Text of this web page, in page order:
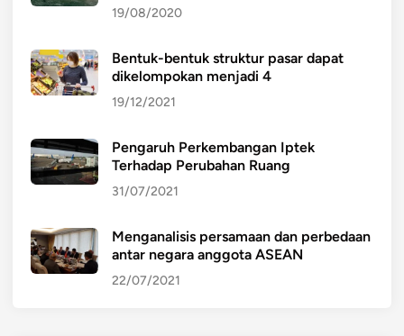
19/08/2020
Bentuk-bentuk struktur pasar dapat
dikelompokan menjadi 4
19/12/2021
Pengaruh Perkembangan Iptek
Terhadap Perubahan Ruang
31/07/2021
Menganalisis persamaan dan perbedaan
antar negara anggota ASEAN
22/07/2021